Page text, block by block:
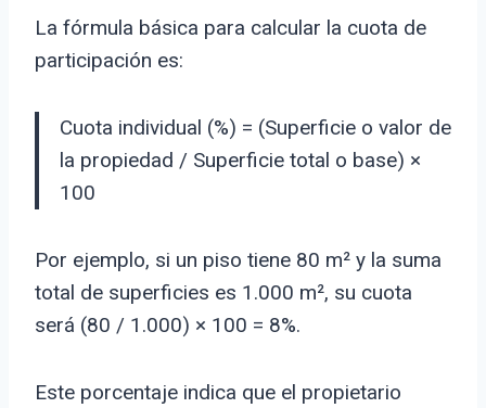
La fórmula básica para calcular la cuota de
participación es:
Cuota individual (%) = (Superficie o valor de
la propiedad / Superficie total o base) ×
100
Por ejemplo, si un piso tiene 80 m² y la suma
total de superficies es 1.000 m², su cuota
será (80 / 1.000) × 100 = 8%.
Este porcentaje indica que el propietario